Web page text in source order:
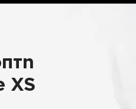
XS